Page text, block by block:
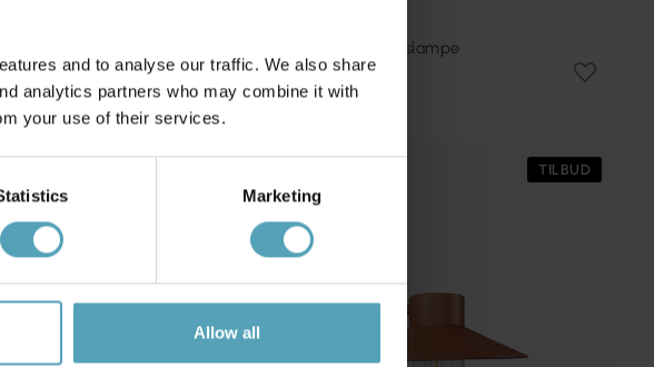
and to analyse our traffic. We also share
analytics partners who may combine it with
your use of their services.
Marketing
Allow all
Cylinder udendørslampe
87 kr.
Vejl. 109 kr.
TILBUD